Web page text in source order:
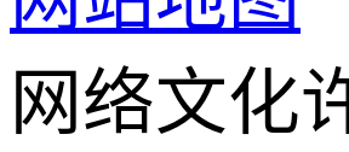
网络文化